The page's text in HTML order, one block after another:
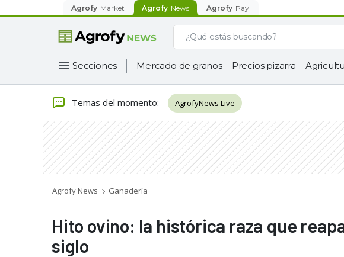
Agrofy Market Agrofy News Agrofy Pay
Secciones Mercado de granos Precios pizarra
Temas del momento: AgrofyNews Live
Agrofy News Ganadería
Hito ovino: la histórica raza que
siglo